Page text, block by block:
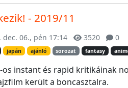
- 2019/11
dec. 06., pén 17:14 3520 0
japán ajánló sorozat fantasy
os instant és rapid kritikáinak
került a boncasztalra.